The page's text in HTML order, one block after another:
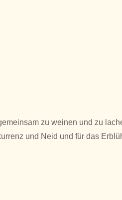
zu weinen und zu
und Neid und für das